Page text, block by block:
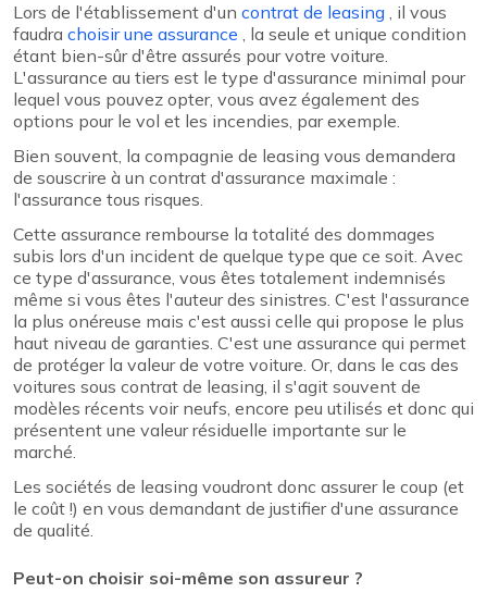
Lors de l'établissement d'un contrat de leasing , il vous
faudra choisir une assurance , la seule et unique condition
étant bien-sûr d'être assurés pour votre voiture.
L'assurance au tiers est le type d'assurance minimal pour
lequel vous pouvez opter, vous avez également des
options pour le vol et les incendies, par exemple.
Bien souvent, la compagnie de leasing vous demandera
de souscrire à un contrat d'assurance maximale :
l'assurance tous risques.
Cette assurance rembourse la totalité des dommages
subis lors d'un incident de quelque type que ce soit. Avec
ce type d'assurance, vous êtes totalement indemnisés
même si vous êtes l'auteur des sinistres. C'est l'assurance
la plus onéreuse mais c'est aussi celle qui propose le plus
haut niveau de garanties. C'est une assurance qui permet
de protéger la valeur de votre voiture. Or, dans le cas des
voitures sous contrat de leasing, il s'agit souvent de
modèles récents voir neufs, encore peu utilisés et donc qui
présentent une valeur résiduelle importante sur le
marché.
Les sociétés de leasing voudront donc assurer le coup (et
le coût !) en vous demandant de justifier d'une assurance
de qualité.
Peut-on choisir soi-même son assureur ?